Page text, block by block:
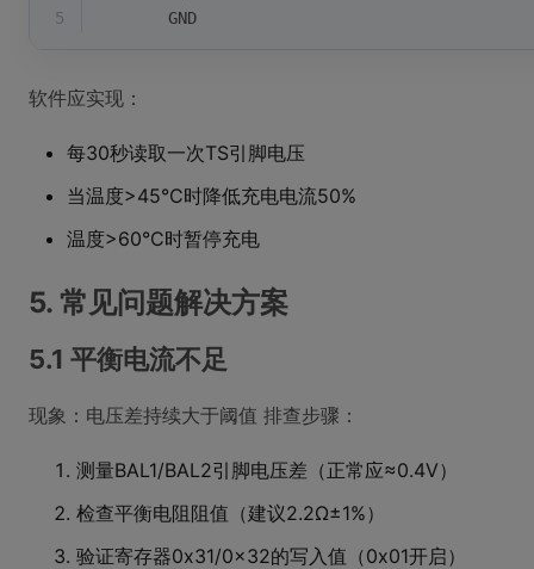
5
       GND
软件应实现：
每30秒读取一次TS引脚电压
当温度>45°C时降低充电电流50%
温度>60°C时暂停充电
5. 常见问题解决方案
5.1 平衡电流不足
现象：电压差持续大于阈值 排查步骤：
测量BAL1/BAL2引脚电压差（正常应≈0.4V）
检查平衡电阻阻值（建议2.2Ω±1%）
验证寄存器0x31/0x32的写入值（0x01开启）